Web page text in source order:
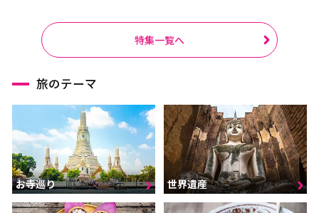
特集一覧へ
旅のテーマ
お寺巡り 世界遺産